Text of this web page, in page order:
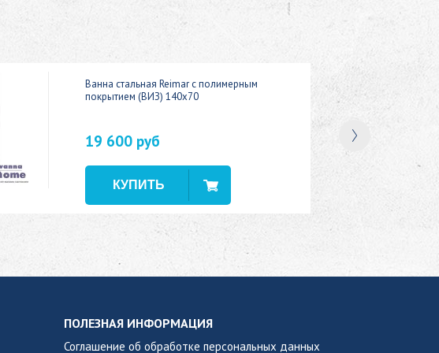
Ванна стальная Reimar с полимерным
покрытием (ВИЗ) 140x70
19 600 руб
ПОЛЕЗНАЯ ИНФОРМАЦИЯ
Соглашение об обработке персональных данных